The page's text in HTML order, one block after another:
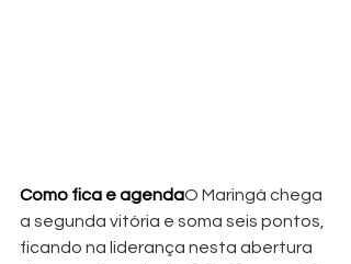
Como fica e agendaO Maringá chega
a segunda vitória e soma seis pontos,
ficando na liderança nesta abertura